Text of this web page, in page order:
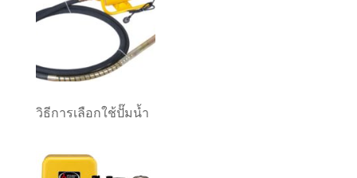
วิธีการเลือกใช้ปั๊มน้ำ